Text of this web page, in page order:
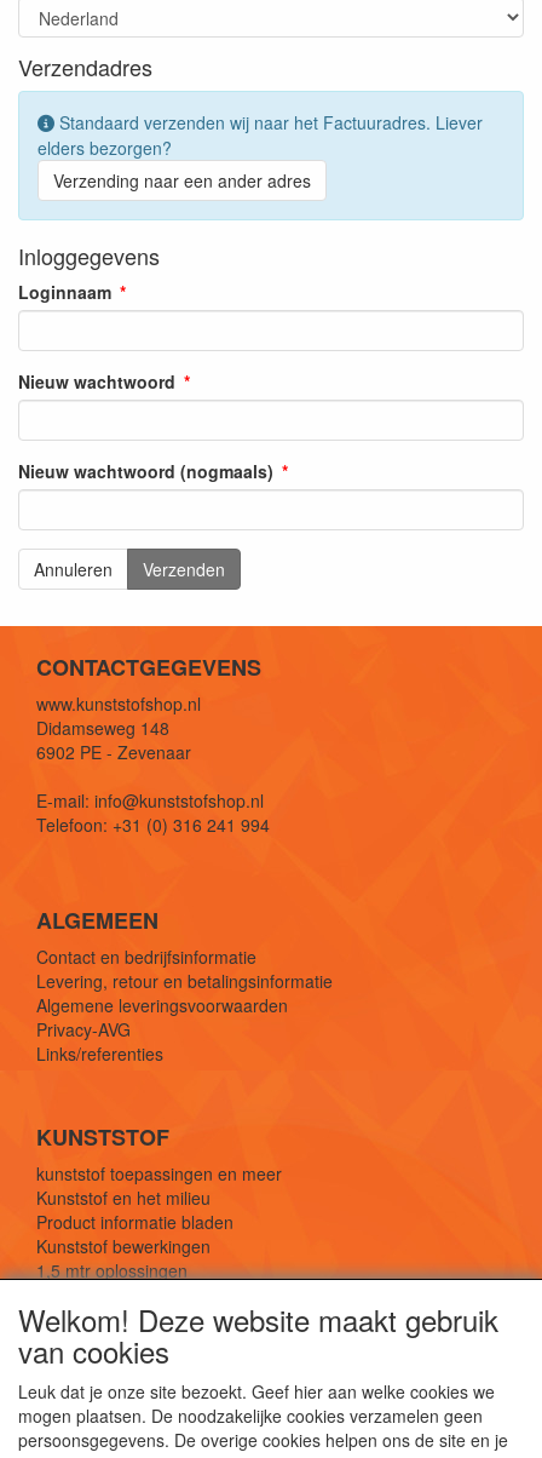
Verzendadres
Standaard verzenden wij naar het Factuuradres. Liever
elders bezorgen?
Verzending naar een ander adres
Inloggegevens
Loginnaam
Nieuw wachtwoord
Nieuw wachtwoord (nogmaals)
Annuleren Verzenden
CONTACTGEGEVENS
www.kunststofshop.nl
Didamseweg 148
6902 PE - Zevenaar
E-mail: info@kunststofshop.nl
Telefoon: +31 (0) 316 241 994
ALGEMEEN
Contact en bedrijfsinformatie
Levering, retour en betalingsinformatie
Algemene leveringsvoorwaarden
Privacy-AVG
Links/referenties
KUNSTSTOF
kunststof toepassingen en meer
Kunststof en het milieu
Product informatie bladen
Kunststof bewerkingen
1,5 mtr oplossingen
SOCIALE MEDIA
Welkom! Deze website maakt gebruik
van cookies
Leuk dat je onze site bezoekt. Geef hier aan welke cookies we
mogen plaatsen. De noodzakelijke cookies verzamelen geen
persoonsgegevens. De overige cookies helpen ons de site en je